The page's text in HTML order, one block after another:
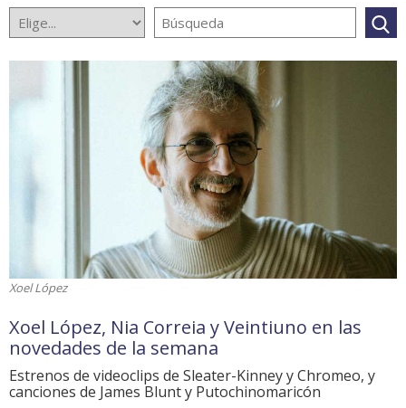
Xoel López
Xoel López, Nia Correia y Veintiuno en las
novedades de la semana
Estrenos de videoclips de Sleater-Kinney y Chromeo, y
canciones de James Blunt y Putochinomaricón